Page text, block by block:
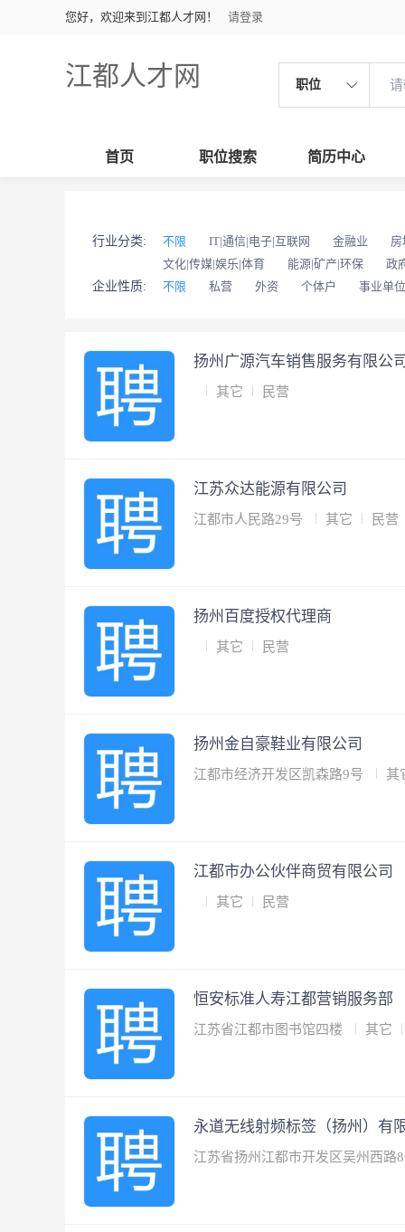
您好，欢迎来到江都人才网！ 请登录
江都人才网 职位
首页 职位搜索 简历中心
行业分类: 不限 IT|通信|电子|互联网 金融业 房
文化|传媒|娱乐|体育
能源|矿产|环保 政
企业性质:
不限 私营 外资 个体户 事业单位
扬州广源汽车销售服务有限公司
其它 民营
江苏众达能源有限公司
江都市人民路29号 其它 民营
扬州百度授权代理商
其它 民营
扬州金自豪鞋业有限公司
江都市经济开发区凯森路9号 其
江都市办公伙伴商贸有限公司
其它 民营
恒安标准人寿江都营销服务部
江苏省江都市图书馆四楼 其它
永道无线射频标签（扬州）有
江苏省扬州江都市开发区吴州西路